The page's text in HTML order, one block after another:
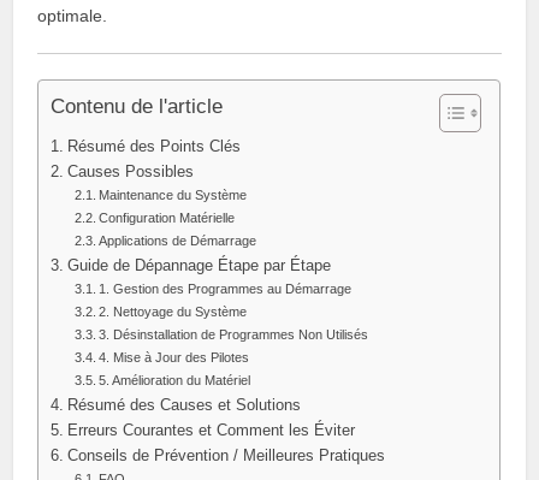
optimale.
Contenu de l'article
Résumé des Points Clés
Causes Possibles
Maintenance du Système
Configuration Matérielle
Applications de Démarrage
Guide de Dépannage Étape par Étape
1. Gestion des Programmes au Démarrage
2. Nettoyage du Système
3. Désinstallation de Programmes Non Utilisés
4. Mise à Jour des Pilotes
5. Amélioration du Matériel
Résumé des Causes et Solutions
Erreurs Courantes et Comment les Éviter
Conseils de Prévention / Meilleures Pratiques